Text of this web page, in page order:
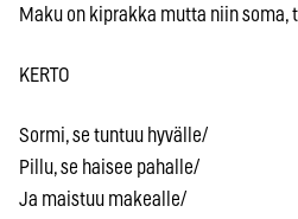
Maku on kiprakka mutta niin
KERTO
Sormi, se tuntuu hyvälle/
Pillu, se haisee pahalle/
Ja maistuu makealle/